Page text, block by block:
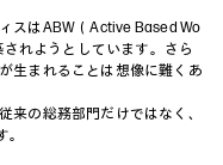
スはABW（Active Based Wo
れようとしています。さら
生まれることは想像に難くあ
来の総務部門だけではなく、